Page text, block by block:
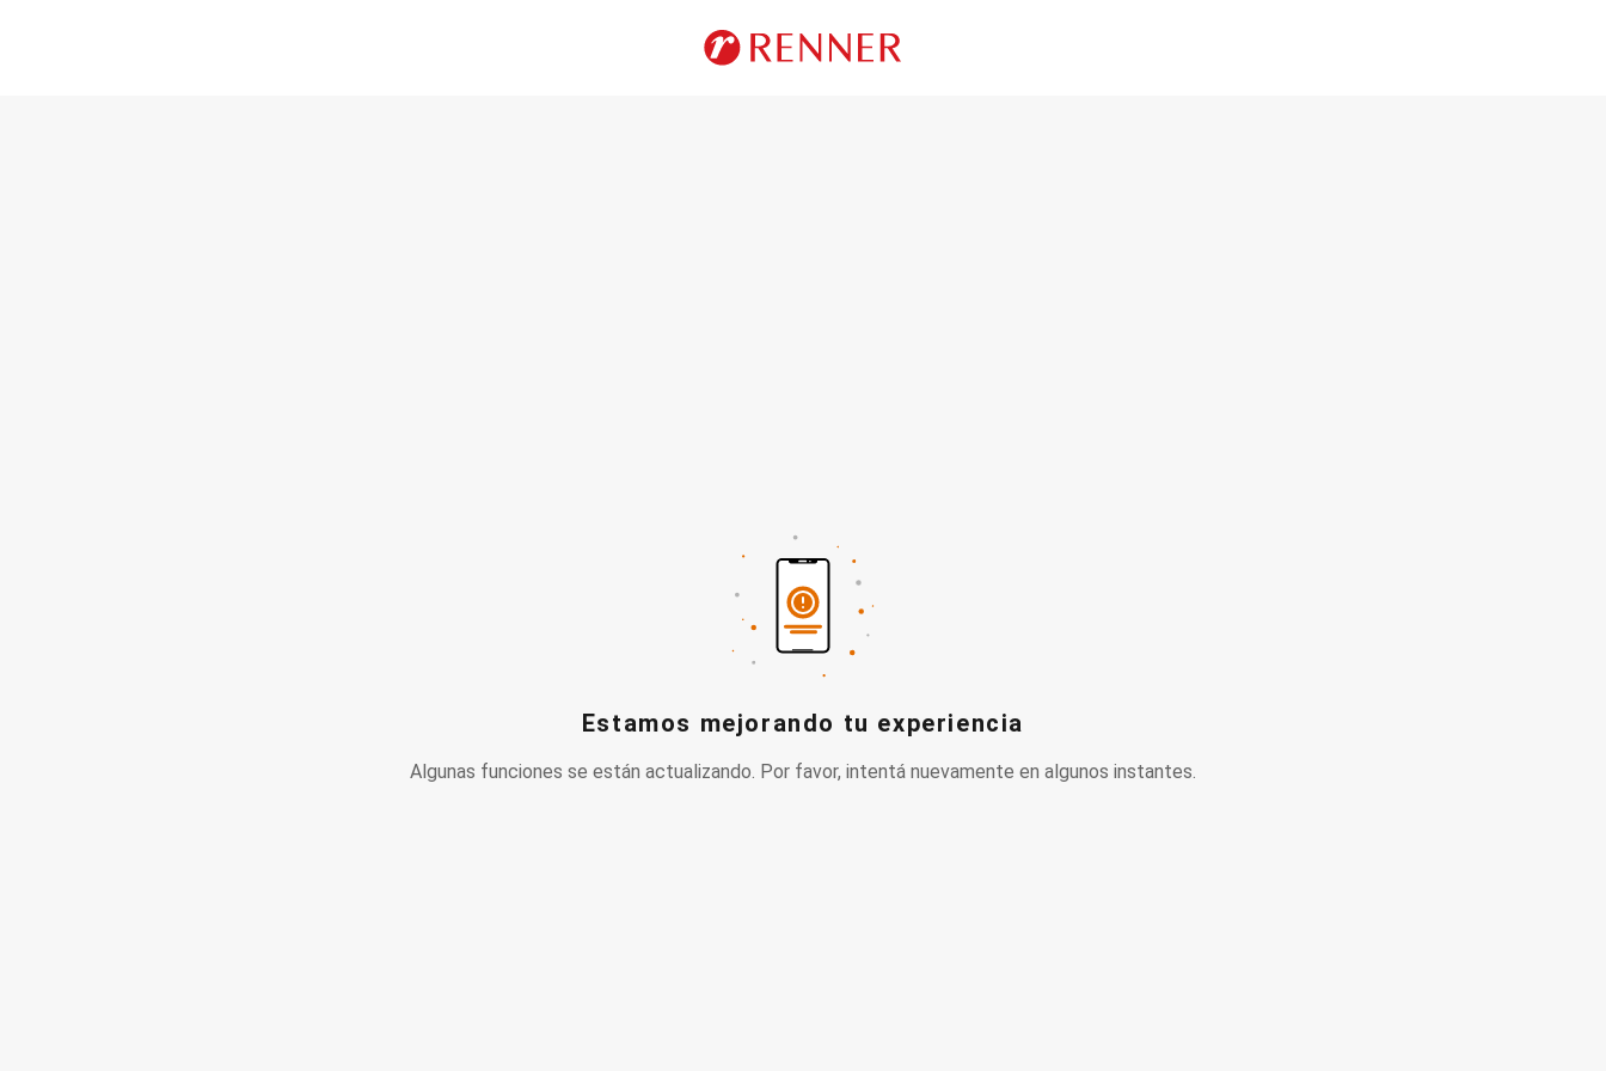
Estamos mejorando tu experiencia
Algunas funciones se están actualizando. Por favor, intentá nuevamente en algunos instantes.